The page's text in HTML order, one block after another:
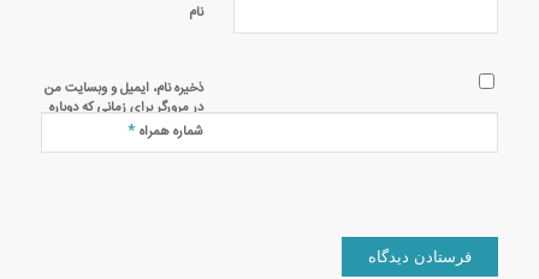
نام
ذخیره نام، ایمیل و وبسایت من
در مرورگر برای زمانی که دوباره
دیدگاهی می‌نویسم.
شماره همراه*